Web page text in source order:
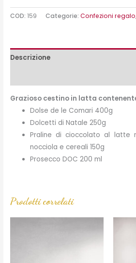
COD:159 Categorie:Confezioni regalo
Descrizione
Grazioso cestino in latta
Dolse de le Comari 400g
Dolcetti di Natale 250g
Praline di cioccolato al latte
nocciola e cereali 150g
Prosecco DOC 200 ml
Prodotti correlati